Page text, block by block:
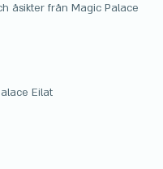
åsikter från Magic Palace
Eilat